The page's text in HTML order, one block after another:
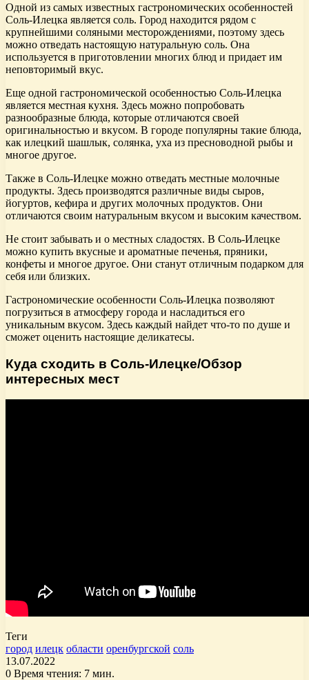
Одной из самых известных гастрономических особенностей
Соль-Илецка является соль. Город находится рядом с
крупнейшими соляными месторождениями, поэтому здесь
можно отведать настоящую натуральную соль. Она
используется в приготовлении многих блюд и придает им
неповторимый вкус.
Еще одной гастрономической особенностью Соль-Илецка
является местная кухня. Здесь можно попробовать
разнообразные блюда, которые отличаются своей
оригинальностью и вкусом. В городе популярны такие блюда,
как илецкий шашлык, солянка, уха из пресноводной рыбы и
многое другое.
Также в Соль-Илецке можно отведать местные молочные
продукты. Здесь производятся различные виды сыров,
йогуртов, кефира и других молочных продуктов. Они
отличаются своим натуральным вкусом и высоким качеством.
Не стоит забывать и о местных сладостях. В Соль-Илецке
можно купить вкусные и ароматные печенья, пряники,
конфеты и многое другое. Они станут отличным подарком для
себя или близких.
Гастрономические особенности Соль-Илецка позволяют
погрузиться в атмосферу города и насладиться его
уникальным вкусом. Здесь каждый найдет что-то по душе и
сможет оценить настоящие деликатесы.
Куда сходить в Соль-Илецке/Обзор
интересных мест
Теги
город илецк области оренбургской соль
13.07.2022
0 Время чтения: 7 мин.